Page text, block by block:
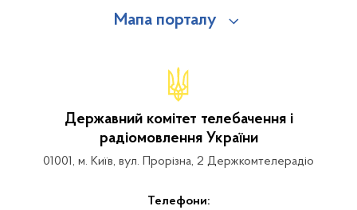
Мапа порталу
Державний комітет телебачення і
радіомовлення України
01001, м. Київ, вул. Прорізна, 2 Держкомтелерадіо
Телефони: